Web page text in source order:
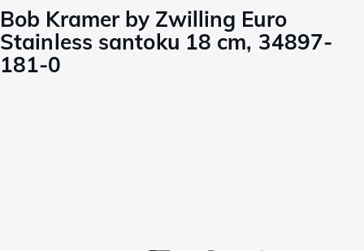
Bob Kramer by Zwilling Euro
Stainless santoku 18 cm, 34897-
181-0